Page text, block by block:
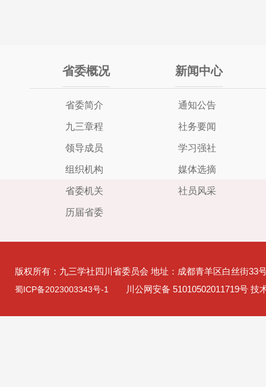
省委概况
省委简介
九三章程
领导成员
组织机构
省委机关
历届省委
新闻中心
通知公告
社务要闻
学习强社
媒体选摘
社员风采
版权所有：九三学社四川省委员会 地址：成都青羊区白丝街33
蜀ICP备2023003343号-1 川公网安备 51010502011719号 技